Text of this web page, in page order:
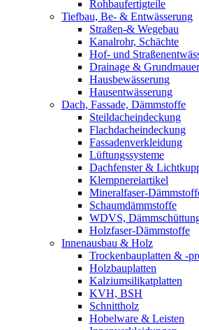
Rohbaufertigteile
Tiefbau, Be- & Entwässerung
Straßen-& Wegebau
Kanalrohr, Schächte
Hof- und
Drainage &
Hausbewässerung
Hausentwässerung
Dach, Fassade, Dämmstoffe
Steildacheindeckung
Flachdacheindeckung
Fassadenverkleidung
Lüftungssysteme
Dachfenster &
Klempnereiartikel
Mineralfaser-
Schaumdämmstoffe
WDVS,
Holzfaser-Dämmstoffe
Innenausbau & Holz
Trockenbauplatten & -
Holzbauplatten
Kalziumsilikatplatten
KVH, BSH
Schnittholz
Hobelware & Leisten